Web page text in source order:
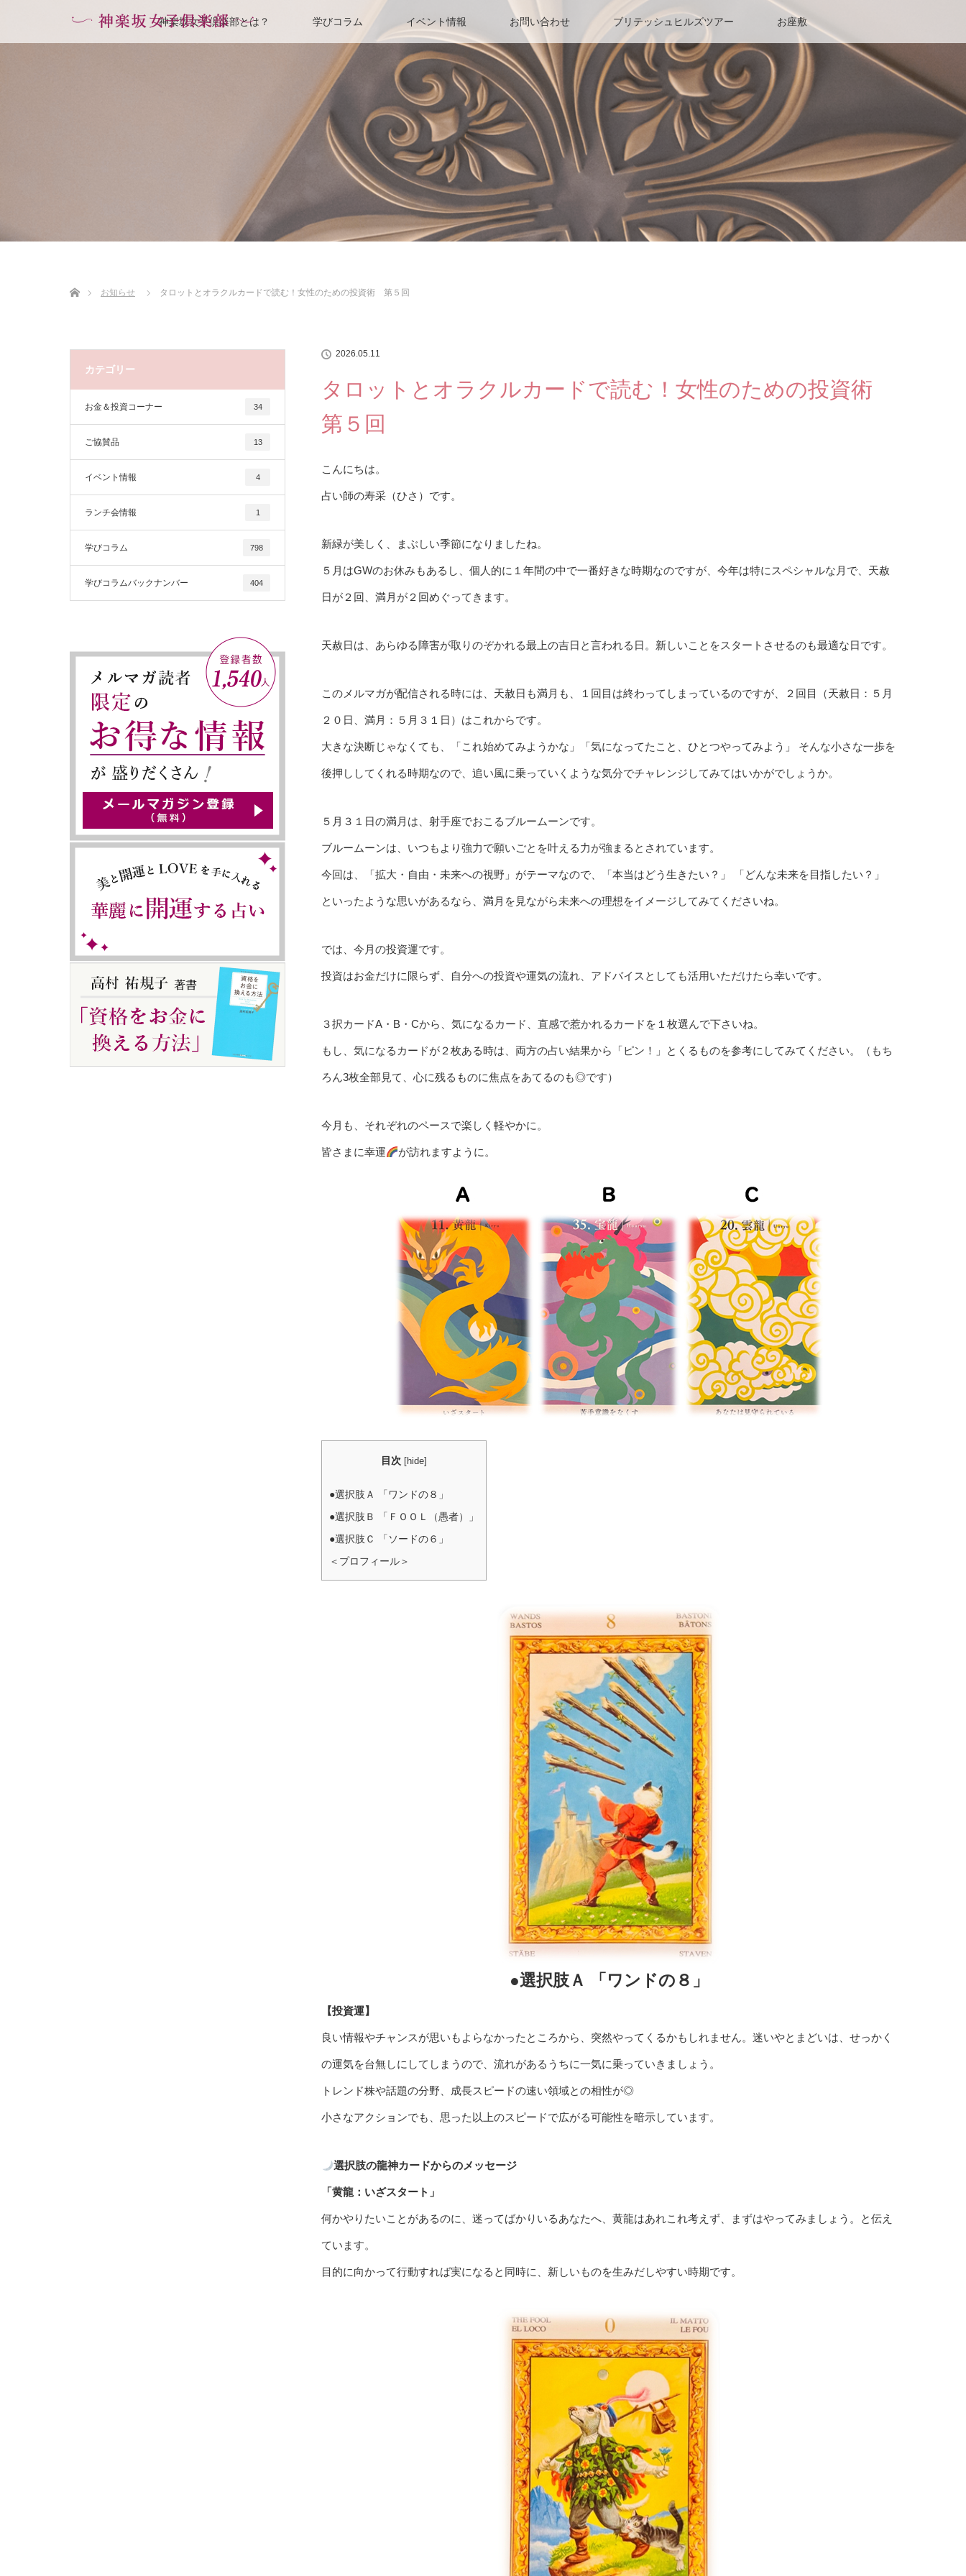
神楽坂女子倶楽部とは？ 学びコラム イベント情報 お問い合わせ ブリテッシュヒルズツアー お座敷
お知らせ
タロットとオラクルカードで読む！女性のための投資術 第５回
2026.05.11
タロットとオラクルカードで読む！女性のための投資術
第５回
こんにちは。
占い師の寿采（ひさ）です。
新緑が美しく、まぶしい季節になりましたね。
５月はGWのお休みもあるし、個人的に１年間の中で一番好きな時期なのですが、今年は特にスペシャルな月で、天赦
日が２回、満月が２回めぐってきます。
天赦日は、あらゆる障害が取りのぞかれる最上の吉日と言われる日。新しいことをスタートさせるのも最適な日です。
このメルマガが配信される時には、天赦日も満月も、１回目は終わってしまっているのですが、２回目（天赦日：５月
２０日、満月：５月３１日）はこれからです。
大きな決断じゃなくても、「これ始めてみようかな」「気になってたこと、ひとつやってみよう」 そんな小さな一歩を
後押ししてくれる時期なので、追い風に乗っていくような気分でチャレンジしてみてはいかがでしょうか。
５月３１日の満月は、射手座でおこるブルームーンです。
ブルームーンは、いつもより強力で願いごとを叶える力が強まるとされています。
今回は、「拡大・自由・未来への視野」がテーマなので、「本当はどう生きたい？」 「どんな未来を目指したい？」
といったような思いがあるなら、満月を見ながら未来への理想をイメージしてみてくださいね。
では、今月の投資運です。
投資はお金だけに限らず、自分への投資や運気の流れ、アドバイスとしても活用いただけたら幸いです。
３択カードA・B・Cから、気になるカード、直感で惹かれるカードを１枚選んで下さいね。
もし、気になるカードが２枚ある時は、両方の占い結果から「ピン！」とくるものを参考にしてみてください。（もち
ろん3枚全部見て、心に残るものに焦点をあてるのも◎です）
今月も、それぞれのペースで楽しく軽やかに。
皆さまに幸運 が訪れますように。
目次 [hide]
●選択肢Ａ 「ワンドの８」
●選択肢Ｂ 「ＦＯＯＬ（愚者）」
●選択肢Ｃ 「ソードの６」
＜プロフィール＞
●選択肢Ａ 「ワンドの８」
【投資運】
良い情報やチャンスが思いもよらなかったところから、突然やってくるかもしれません。迷いやとまどいは、せっかく
の運気を台無しにしてしまうので、流れがあるうちに一気に乗っていきましょう。
トレンド株や話題の分野、成長スピードの速い領域との相性が◎
小さなアクションでも、思った以上のスピードで広がる可能性を暗示しています。
選択肢の龍神カードからのメッセージ
「黄龍：いざスタート」
何かやりたいことがあるのに、迷ってばかりいるあなたへ、黄龍はあれこれ考えず、まずはやってみましょう。と伝え
ています。
目的に向かって行動すれば実になると同時に、新しいものを生みだしやすい時期です。
カテゴリー
お金＆投資コーナー 34
ご協賛品 13
イベント情報 4
ランチ会情報 1
学びコラム 798
学びコラムバックナンバー 404